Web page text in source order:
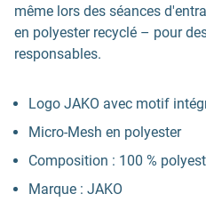
même lors des séances
en polyester recyclé – pour
responsables.
Logo JAKO avec motif
Micro-Mesh en polyester
Composition : 100 %
Marque : JAKO